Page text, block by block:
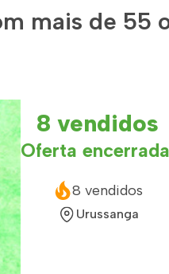
mais de 55
8 vendidos
Oferta
8 vendidos
Urussanga